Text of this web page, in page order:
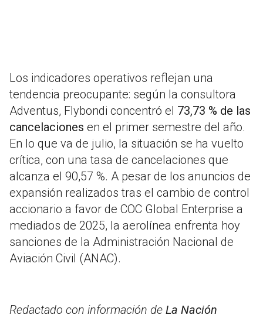
Los indicadores operativos reflejan una
tendencia preocupante: según la consultora
Adventus, Flybondi concentró el 73,73 % de las
cancelaciones en el primer semestre del año.
En lo que va de julio, la situación se ha vuelto
crítica, con una tasa de cancelaciones que
alcanza el 90,57 %. A pesar de los anuncios de
expansión realizados tras el cambio de control
accionario a favor de COC Global Enterprise a
mediados de 2025, la aerolínea enfrenta hoy
sanciones de la Administración Nacional de
Aviación Civil (ANAC).
Redactado con información de La Nación